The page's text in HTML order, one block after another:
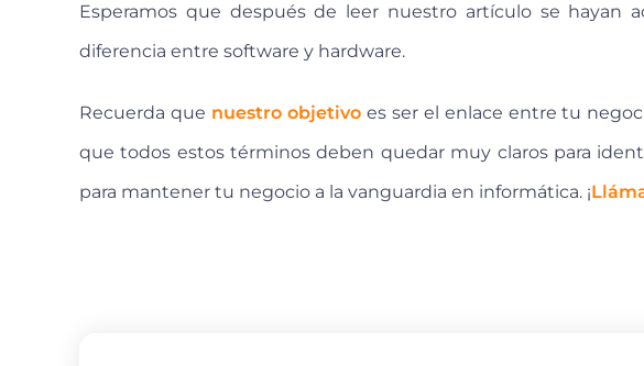
Esperamos que después de leer nuestro artículo se hayan
diferencia entre software y hardware.
Recuerda que nuestro objetivo es ser el enlace entre tu
que todos estos términos deben quedar muy claros para
para mantener tu negocio a la vanguardia en informática. ¡